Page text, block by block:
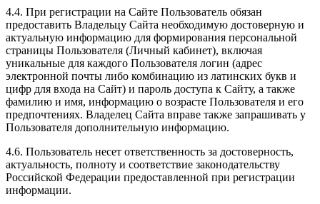
4.4. При регистрации на Сайте Пользователь обязан
предоставить Владельцу Сайта необходимую достоверную и
актуальную информацию для формирования персональной
страницы Пользователя (Личный кабинет), включая
уникальные для каждого Пользователя логин (адрес
электронной почты либо комбинацию из латинских букв и
цифр для входа на Сайт) и пароль доступа к Сайту, а также
фамилию и имя, информацию о возрасте Пользователя и его
предпочтениях. Владелец Сайта вправе также запрашивать у
Пользователя дополнительную информацию.
4.6. Пользователь несет ответственность за достоверность,
актуальность, полноту и соответствие законодательству
Российской Федерации предоставленной при регистрации
информации.